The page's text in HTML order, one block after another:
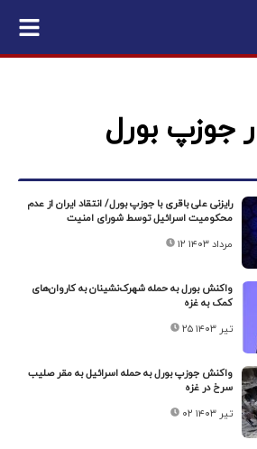
جوزپ بورل
رایزنی علی باقری با جوزپ بورل/ انتقاد ایران از عدم
محکومیت اسرائیل توسط شورای امنیت
۱۲ مرداد ۱۴۰۳
واکنش بورل به حمله شهرک‌نشینان به کاروان‌های
کمک‌ به غزه
۲۵ تیر ۱۴۰۳
واکنش جوزپ بورل به حمله اسرائیل به مقر صلیب
سرخ در غزه
۰۲ تیر ۱۴۰۳